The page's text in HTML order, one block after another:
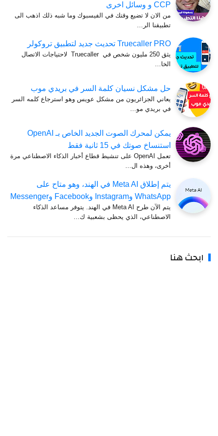
CCP و وسائل اخرى
من الان لا تضيع وقتك في الفيسبوك وما شبه ذلك اذهب الى
تطبيقنا الر…
Truecaller PRO تحديث جديد لتطبيق تروكولر
يثق 250 مليون شخص في Truecaller لاحتياجات الاتصال
الخا…
حل ‏مشكل ‏نسيان ‏كلمة ‏السر ‏في ‏بريدي ‏موب
يعاني الجزائريون من مشكل عويس وهو استرجاع كلمه السر
في بريدي مو…
يمكن لمحرك الصوت الجديد الخاص بـ OpenAI
استنساخ صوتك في 15 ثانية فقط
تعمل OpenAI على تنشيط قطاع أخبار الذكاء الاصطناعي مرة
أخرى، وهذه ال…
يتم إطلاق Meta AI في الهند، وهو متاح على
WhatsApp وInstagram وFacebook وMessenger
يتم الآن طرح Meta AI في الهند. يتوفر مساعد الذكاء
الاصطناعي، الذي يحظى بشعبية ك…
هنا